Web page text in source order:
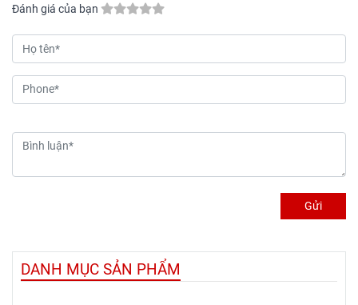
xây dựng một mạng lưới
hoạt động trơn tru. Bài viết
này sẽ cung cấp cái nhìn
toàn diện về tê nhựa PVC
D114, giúp bạn hiểu rõ hơn
cách lựa chọn sản phẩm
phù hợp nhất.
hoạt. Sản phẩm được sản
xuất bởi Công ty Cổ phần
đầu trong ngành nhựa tại
Đánh giá của bạn
Gửi
DANH MỤC SẢN PHẨM